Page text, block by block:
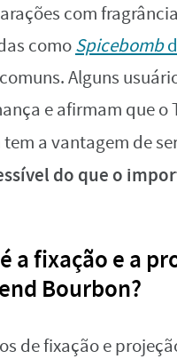
com
comoSpicebomb
Alguns
e afirmam que o
a vantagem de
do que o
a fixação e a
Bourbon?
de fixação e